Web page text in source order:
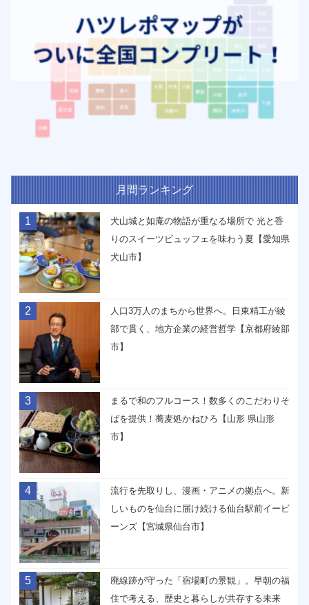
月間ランキング
1
犬山城と如庵の物語が重なる場所で 光と香
りのスイーツビュッフェを味わう夏【愛知県
犬山市】
2
人口3万人のまちから世界へ。日東精工が綾
部で貫く、地方企業の経営哲学【京都府綾部
市】
3
まるで和のフルコース！数多くのこだわりそ
ばを提供！蕎麦処かねひろ【山形 県山形
市】
4
流行を先取りし、漫画・アニメの拠点へ。新
しいものを仙台に届け続ける仙台駅前イービ
ーンズ【宮城県仙台市】
5
廃線跡が守った「宿場町の景観」。早朝の福
住で考える、歴史と暮らしが共存する未来